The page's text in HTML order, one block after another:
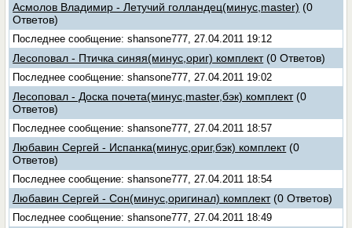
Асмолов Владимир - Летучий голландец(минус,master) (0
Ответов)
Последнее сообщение: shansone777, 27.04.2011 19:12
Лесоповал - Птичка синяя(минус,ориг) комплект (0 Ответов)
Последнее сообщение: shansone777, 27.04.2011 19:02
Лесоповал - Доска почета(минус,master,бэк) комплект (0
Ответов)
Последнее сообщение: shansone777, 27.04.2011 18:57
Любавин Сергей - Испанка(минус,ориг,бэк) комплект (0
Ответов)
Последнее сообщение: shansone777, 27.04.2011 18:54
Любавин Сергей - Сон(минус,оригинал) комплект (0 Ответов)
Последнее сообщение: shansone777, 27.04.2011 18:49